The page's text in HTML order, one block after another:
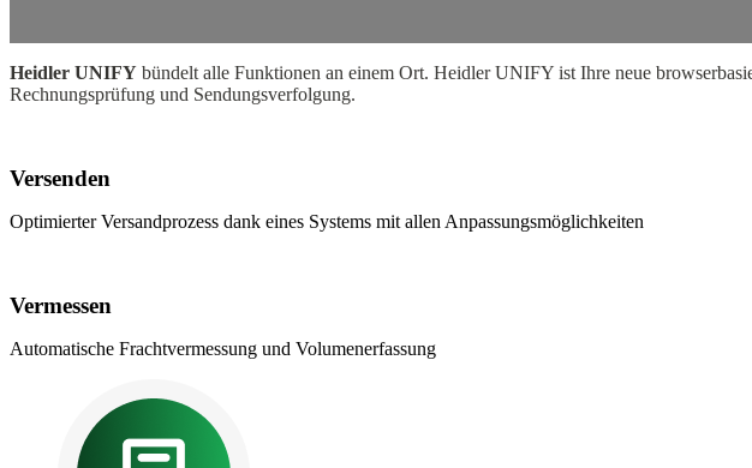
Heidler UNIFY bündelt alle Funktionen an einem Ort. Heidler UNIFY ist Ihre neue
Rechnungsprüfung und Sendungsverfolgung.
Versenden
Optimierter Versandprozess dank eines Systems mit allen Anpassungsmöglichkeiten
Vermessen
Automatische Frachtvermessung und Volumenerfassung